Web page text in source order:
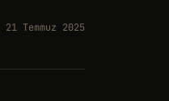
21 Temmuz 2025